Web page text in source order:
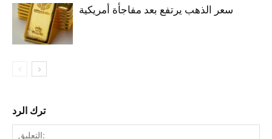
سعر الذهب يرتفع بعد مفاجأة أمريكية
ترك الرد